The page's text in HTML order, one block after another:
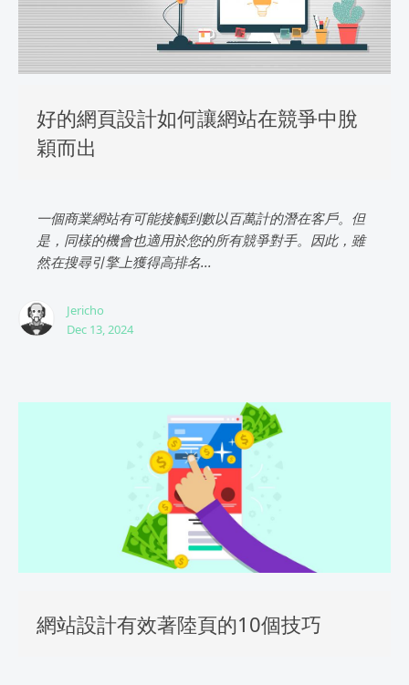
好的網頁設計如何讓網站在競爭中脫
穎而出
一個商業網站有可能接觸到數以百萬計的潛在客戶。但
是，同樣的機會也適用於您的所有競爭對手。因此，雖
然在搜尋引擎上獲得高排名...
Jericho
Dec 13, 2024
網站設計有效著陸頁的10個技巧